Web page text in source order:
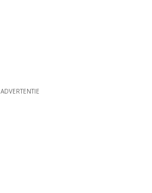
ADVERTENTIE